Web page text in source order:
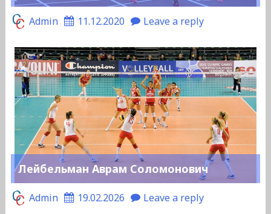
Admin 11.12.2020 Leave a reply
Лейбельман Аврам Соломонович
Admin 19.02.2026 Leave a reply